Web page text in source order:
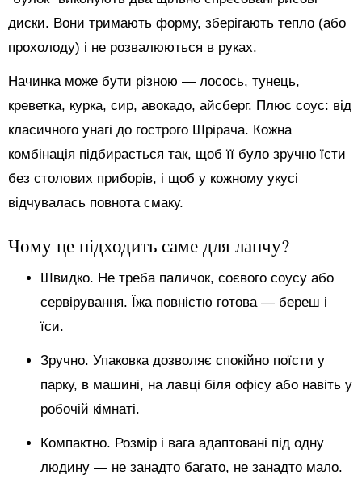
диски. Вони тримають форму, зберігають тепло (або
прохолоду) і не розвалюються в руках.
Начинка може бути різною — лосось, тунець,
креветка, курка, сир, авокадо, айсберг. Плюс соус: від
класичного унагі до гострого Шрірача. Кожна
комбінація підбирається так, щоб її було зручно їсти
без столових приборів, і щоб у кожному укусі
відчувалась повнота смаку.
Чому це підходить саме для ланчу?
Швидко. Не треба паличок, соєвого соусу або
сервірування. Їжа повністю готова — береш і
їси.
Зручно. Упаковка дозволяє спокійно поїсти у
парку, в машині, на лавці біля офісу або навіть у
робочій кімнаті.
Компактно. Розмір і вага адаптовані під одну
людину — не занадто багато, не занадто мало.